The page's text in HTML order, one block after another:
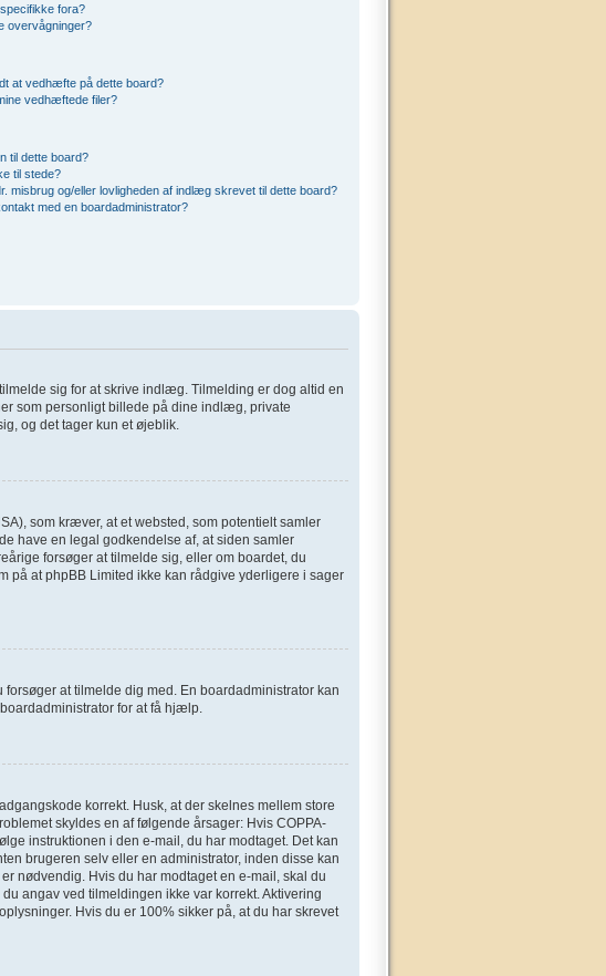
fora?
overvågninger?
at vedhæfte på dette board?
vedhæftede filer?
til dette board?
til stede?
misbrug og/eller lovligheden af indlæg skrevet til dette board?
med en boardadministrator?
sig for at skrive indlæg. Tilmelding er dog altid en
som personligt billede på dine indlæg, private
og det tager kun et øjeblik.
som kræver, at et websted, som potentielt samler
have en legal godkendelse af, at siden samler
forsøger at tilmelde sig, eller om boardet, du
at phpBB Limited ikke kan rådgive yderligere i sager
at tilmelde dig med. En boardadministrator kan
for at få hjælp.
korrekt. Husk, at der skelnes mellem store
skyldes en af følgende årsager: Hvis COPPA-
instruktionen i den e-mail, du har modtaget. Det kan
brugeren selv eller en administrator, inden disse kan
nødvendig. Hvis du har modtaget en e-mail, skal du
angav ved tilmeldingen ikke var korrekt. Aktivering
Hvis du er 100% sikker på, at du har skrevet